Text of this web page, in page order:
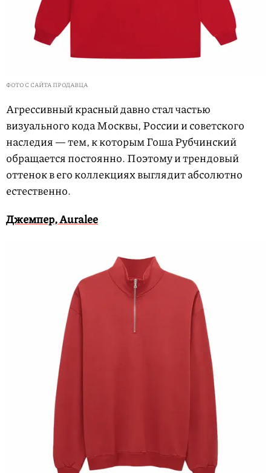
ФОТО С САЙТА ПРОДАВЦА
Агрессивный красный давно стал частью
визуального кода Москвы, России и советского
наследия — тем, к которым Гоша Рубчинский
обращается постоянно. Поэтому и трендовый
оттенок в его коллекциях выглядит абсолютно
естественно.
Джемпер, Auralee